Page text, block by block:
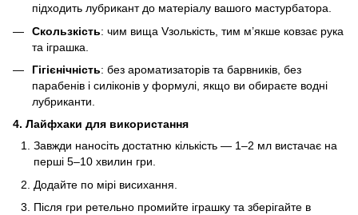
підходить лубрикант до матеріалу вашого мастурбатора.
Скользкість: чим вища Vзолькість, тим м’якше ковзає рука
та іграшка.
Гігієнічність: без ароматизаторів та барвників, без
парабенів і силіконів у формулі, якщо ви обираєте водні
лубриканти.
4. Лайфхаки для використання
Завжди наносіть достатню кількість — 1–2 мл вистачає на
перші 5–10 хвилин гри.
Додайте по мірі висихання.
Після гри ретельно промийте іграшку та зберігайте в